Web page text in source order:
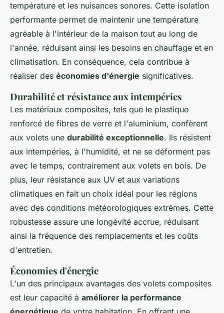
température et les nuisances sonores. Cette isolation
performante permet de maintenir une température
agréable à l'intérieur de la maison tout au long de
l'année, réduisant ainsi les besoins en chauffage et en
climatisation. En conséquence, cela contribue à
réaliser des économies d'énergie significatives.
Durabilité et résistance aux intempéries
Les matériaux composites, tels que le plastique
renforcé de fibres de verre et l'aluminium, confèrent
aux volets une durabilité exceptionnelle. Ils résistent
aux intempéries, à l'humidité, et ne se déforment pas
avec le temps, contrairement aux volets en bois. De
plus, leur résistance aux UV et aux variations
climatiques en fait un choix idéal pour les régions
avec des conditions météorologiques extrêmes. Cette
robustesse assure une longévité accrue, réduisant
ainsi la fréquence des remplacements et les coûts
d'entretien.
Économies d'énergie
L'un des principaux avantages des volets composites
est leur capacité à améliorer la performance